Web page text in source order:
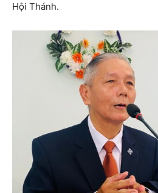
Hội Thánh.